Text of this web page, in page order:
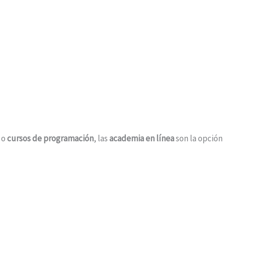
ocursos de programación, lasacademia en líneason la opción